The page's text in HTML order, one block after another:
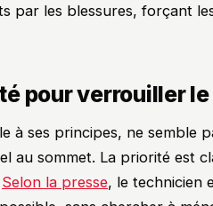
par les blessures, forçant
pour verrouiller
à ses principes, ne semble
au sommet. La priorité est
Selon la presse, le technicien